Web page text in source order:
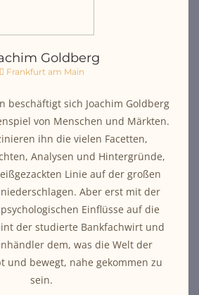
Goldberg
Frankfurt am Main
beschäftigt sich Joachim Goldberg
von Menschen und Märkten.
ihn die vielen Facetten,
Analysen und Hintergründe,
Linie auf der großen
Aber erst mit der
Einflüsse auf die
der studierte Bankfachwirt und
dem, was die Welt der
und bewegt, nahe gekommen zu
sein.